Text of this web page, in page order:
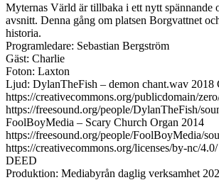
Myternas Värld är tillbaka i ett nytt spännande
avsnitt. Denna gång om platsen Borgvattnet
historia.
Programledare: Sebastian Bergström
Gäst: Charlie
Foton: Laxton
Ljud: DylanTheFish – demon chant.wav
https://creativecommons.org/publicdomain/
https://freesound.org/people/DylanTheFish/
FoolBoyMedia – Scary Church Organ 2014
https://freesound.org/people/FoolBoyMedia/
https://creativecommons.org/licenses/by-nc/
DEED
Produktion: Mediabyrån daglig verksamhet